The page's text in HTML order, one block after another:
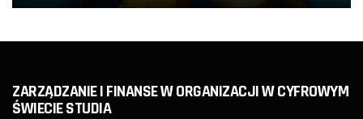
ZARZĄDZANIE I FINANSE W ORGANIZACJI W CYFROWYM
ŚWIECIE STUDIA